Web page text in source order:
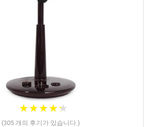
★★★★★
★★★★★
(305개의 후기가 있습니다.)